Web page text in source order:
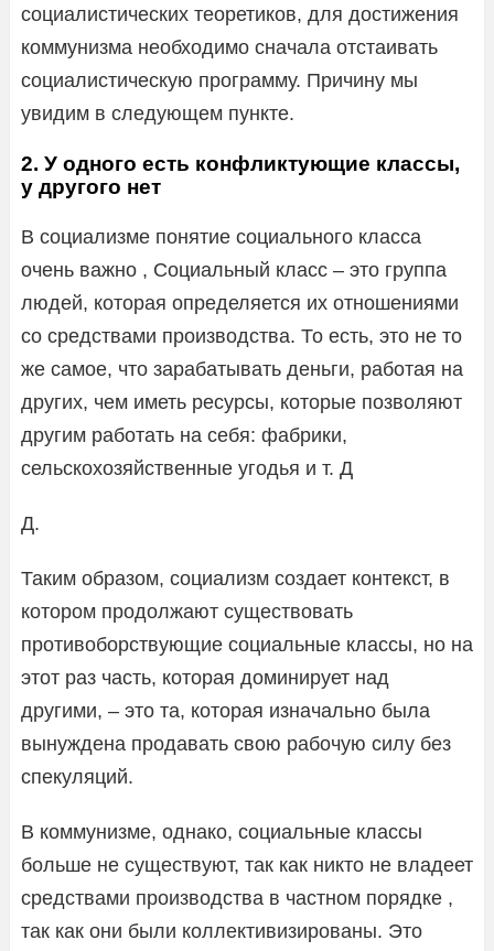
социалистических теоретиков, для достижения
коммунизма необходимо сначала отстаивать
социалистическую программу. Причину мы
увидим в следующем пункте.
2. У одного есть конфликтующие классы,
у другого нет
В социализме понятие социального класса
очень важно , Социальный класс – это группа
людей, которая определяется их отношениями
со средствами производства. То есть, это не то
же самое, что зарабатывать деньги, работая на
других, чем иметь ресурсы, которые позволяют
другим работать на себя: фабрики,
сельскохозяйственные угодья и т. Д
Д.
Таким образом, социализм создает контекст, в
котором продолжают существовать
противоборствующие социальные классы, но на
этот раз часть, которая доминирует над
другими, – это та, которая изначально была
вынуждена продавать свою рабочую силу без
спекуляций.
В коммунизме, однако, социальные классы
больше не существуют, так как никто не владеет
средствами производства в частном порядке ,
так как они были коллективизированы. Это